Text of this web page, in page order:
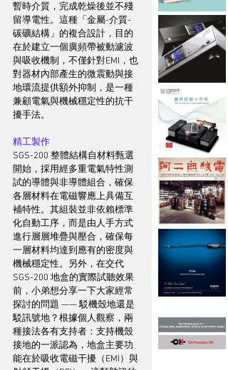
暫時介質，完成乾燥後並不殘
留導電性。這種「金屬-介質-
碳礦結構」的複合設計，目的
在於建立一個廣頻帶被動濾波
與吸收機制，不僅針對EMI，也
對器材內部產生的微震動與接
地環流提供額外抑制，是一種
兼顧電氣與機械穩定性的抗干
擾手法。
精工製作
SGS-200 整體結構自材料甄選
開始，採用經多重電氣特性測
試的導體與非導體組合，確保
各層材料在電磁響應上具備互
補特性。其組裝並非依賴標準
化自動工序，而是由人手方式
進行層層堆疊與壓合，確保每
一層材料均達到應有的密度與
機械穩定性。另外，在交代
SGS-200 地盒的實際試聽效果
前，小弟想分享一下大家經常
探討的問題 —— 駁機殼地還是
駁訊號地？根據個人觀察，兩
種接法各有支持者：支持機殼
接地的一派認為，地盒主要功
能在於吸收電磁干擾（EMI）與